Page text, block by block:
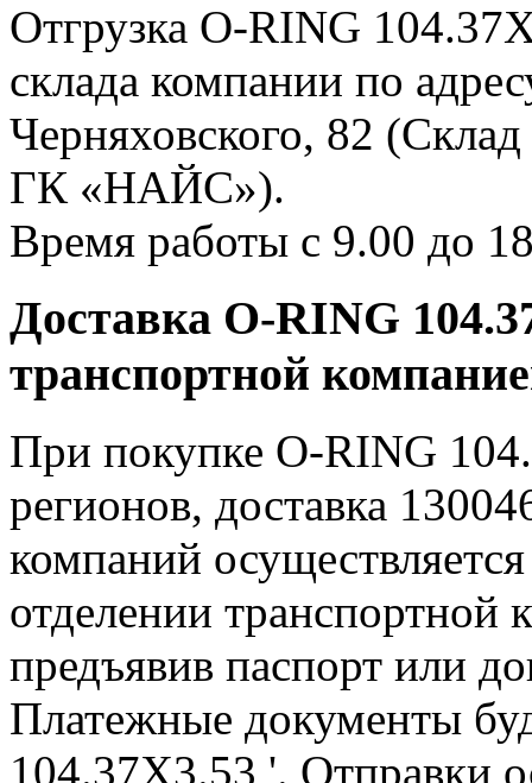
Отгрузка O-RING
склада компании по
Черняховского, 82
ГК «НАЙС»).
Время работы с 9.00 до
Доставка O-RING
транспортной
При покупке O-RING
регионов, доставка
компаний
отделении транспортной
предъявив паспорт или
Платежные документы
104.37X3.53 '. Отправки